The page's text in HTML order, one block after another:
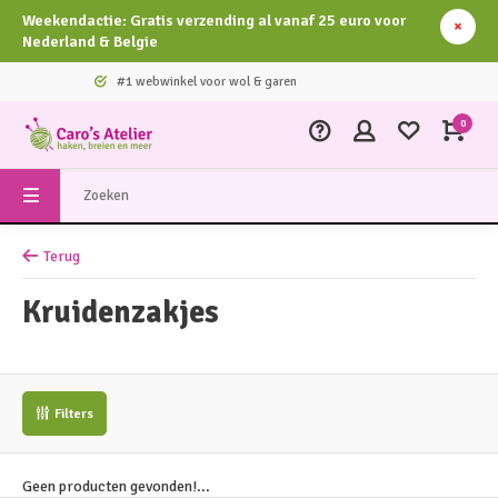
Weekendactie: Gratis verzending al vanaf 25 euro voor
Nederland & Belgie
#1 webwinkel voor wol & garen
0
Terug
Kruidenzakjes
Filters
Geen producten gevonden!...